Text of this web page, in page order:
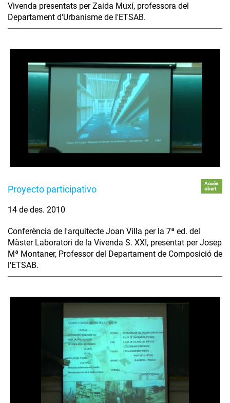
Vivenda presentats per Zaida Muxí, professora del
Departament d'Urbanisme de l'ETSAB.
Proyecto participativo
Accés
obert
14 de des. 2010
Conferència de l'arquitecte Joan Villa per la 7ª ed. del
Màster Laboratori de la Vivenda S. XXI, presentat per Josep
Mª Montaner, Professor del Departament de Composició de
l'ETSAB.